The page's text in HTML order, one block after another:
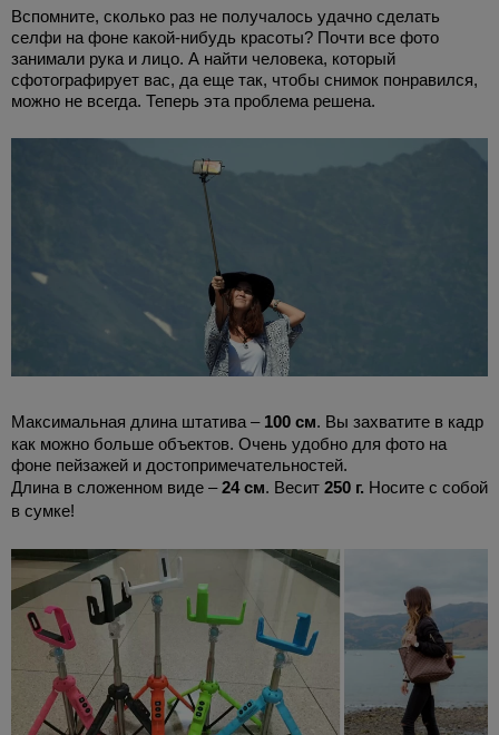
Вспомните, сколько раз не получалось удачно сделать
селфи на фоне какой-нибудь красоты? Почти все фото
занимали рука и лицо. А найти человека, который
сфотографирует вас, да еще так, чтобы снимок понравился,
можно не всегда. Теперь эта проблема решена.
Максимальная длина штатива – 100 см. Вы захватите в кадр
как можно больше объектов. Очень удобно для фото на
фоне пейзажей и достопримечательностей.
Длина в сложенном виде –24 см. Весит 250 г. Носите с собой
в сумке!